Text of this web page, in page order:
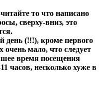
то что написано
сверху-вниз, это
(!!!), кроме первого
мало, что следует
время посещения
часов, несколько хуже в